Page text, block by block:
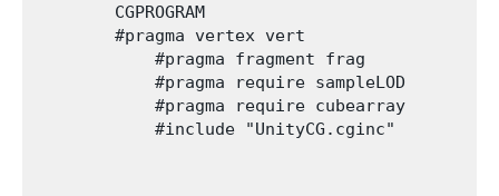
        CGPROGRAM
        #pragma vertex vert
            #pragma fragment frag
            #pragma require sampleLOD
            #pragma require cubearray
            #include "UnityCG.cginc"